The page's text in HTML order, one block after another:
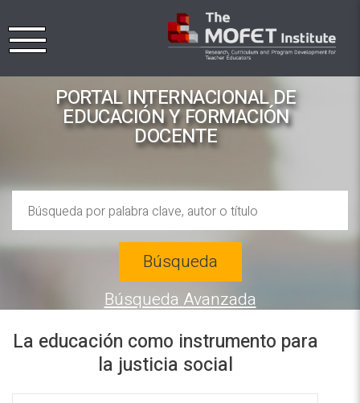
PORTAL INTERNACIONAL DE
EDUCACIÓN Y FORMACIÓN
DOCENTE
Búsqueda
Búsqueda Avanzada
La educación como instrumento para
la justicia social